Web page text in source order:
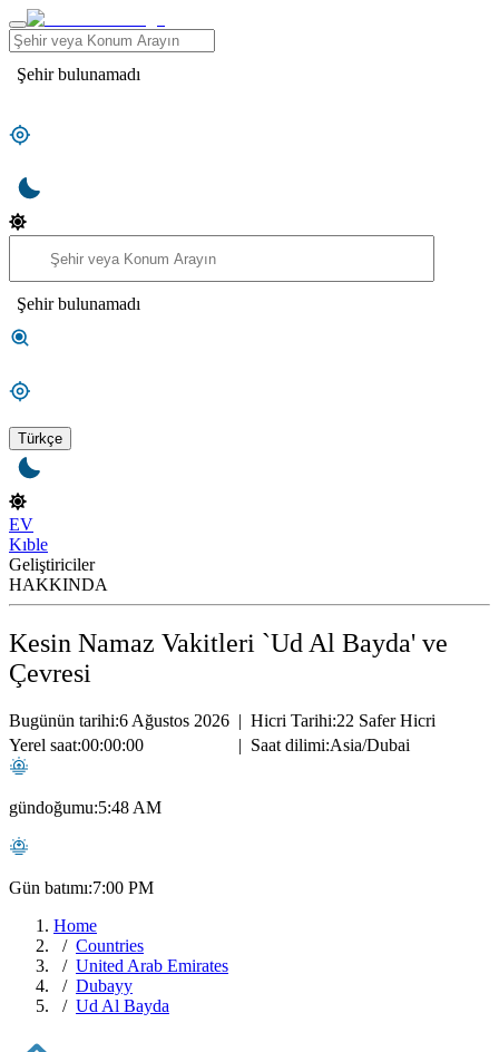
Şehir bulunamadı
Şehir bulunamadı
Türkçe
EV
Kıble
Geliştiriciler
HAKKINDA
Kesin Namaz Vakitleri `Ud Al Bayda' ve
Çevresi
Bugünün tarihi:6 Ağustos 2026 | Hicri Tarihi:22 Safer Hicri
Yerel saat:00:00:00 | Saat dilimi:Asia/Dubai
gündoğumu:5:48 AM
Gün batımı:7:00 PM
Home
Countries
United Arab Emirates
Dubayy
Ud Al Bayda